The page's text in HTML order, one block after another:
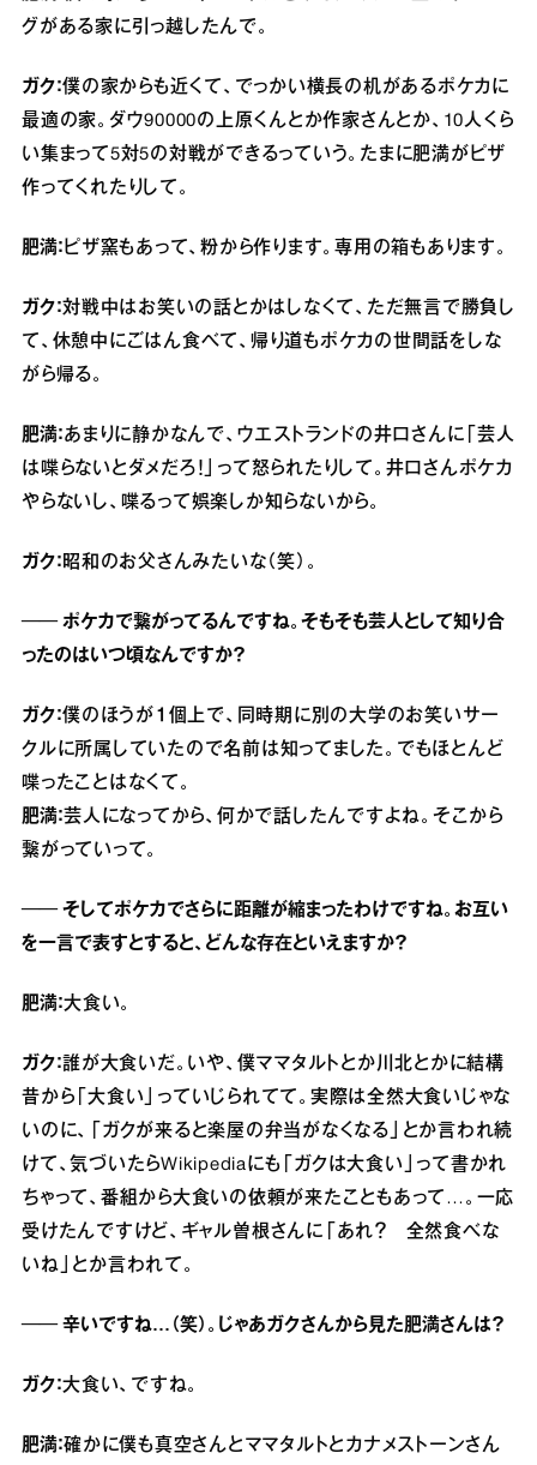
グがある家に引っ越したんで。
ガク：僕の家からも近くて、でっかい横長の机があるポケカに
最適の家。ダウ90000の上原くんとか作家さんとか、10人くら
い集まって5対5の対戦ができるっていう。たまに肥満がピザ
作ってくれたりして。
肥満：ピザ窯もあって、粉から作ります。専用の箱もあります。
ガク：対戦中はお笑いの話とかはしなくて、ただ無言で勝負し
て、休憩中にごはん食べて、帰り道もポケカの世間話をしな
がら帰る。
肥満：あまりに静かなんで、ウエストランドの井口さんに「芸人
は喋らないとダメだろ！」って怒られたりして。井口さんポケカ
やらないし、喋るって娯楽しか知らないから。
ガク： 昭和のお父さんみたいな（笑）。
── ポケカで繋がってるんですね。そもそも芸人として知り合
ったのはいつ頃なんですか？
ガク：僕のほうが１個上で、同時期に別の大学のお笑いサー
クルに所属していたので名前は知ってました。でもほとんど
喋ったことはなくて。
肥満：芸人になってから、何かで話したんですよね。そこから
繋がっていって。
── そしてポケカでさらに距離が縮まったわけですね。お互い
を一言で表すとすると、どんな存在といえますか？
肥満：大食い。
ガク：誰が大食いだ。いや、僕ママタルトとか川北とかに結構
昔から「大食い」っていじられてて。実際は全然大食いじゃな
いのに、「ガクが来ると楽屋の弁当がなくなる」とか言われ続
けて、気づいたらWikipediaにも「ガクは大食い」って書かれ
ちゃって、番組から大食いの依頼が来たこともあって…。一応
受けたんですけど、ギャル曽根さんに「あれ？ 全然食べな
いね」とか言われて。
── 辛いですね…（笑）。じゃあガクさんから見た肥満さんは？
ガク：大食い、ですね。
肥満：確かに僕も真空さんとママタルトとカナメストーンさん